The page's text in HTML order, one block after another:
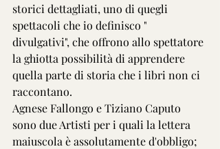
storici dettagliati, uno di quegli
spettacoli che io definisco "
divulgativi", che offrono allo spettatore
la ghiotta possibilità di apprendere
quella parte di storia che i libri non ci
raccontano.
Agnese Fallongo e Tiziano Caputo
sono due Artisti per i quali la lettera
maiuscola è assolutamente d'obbligo;